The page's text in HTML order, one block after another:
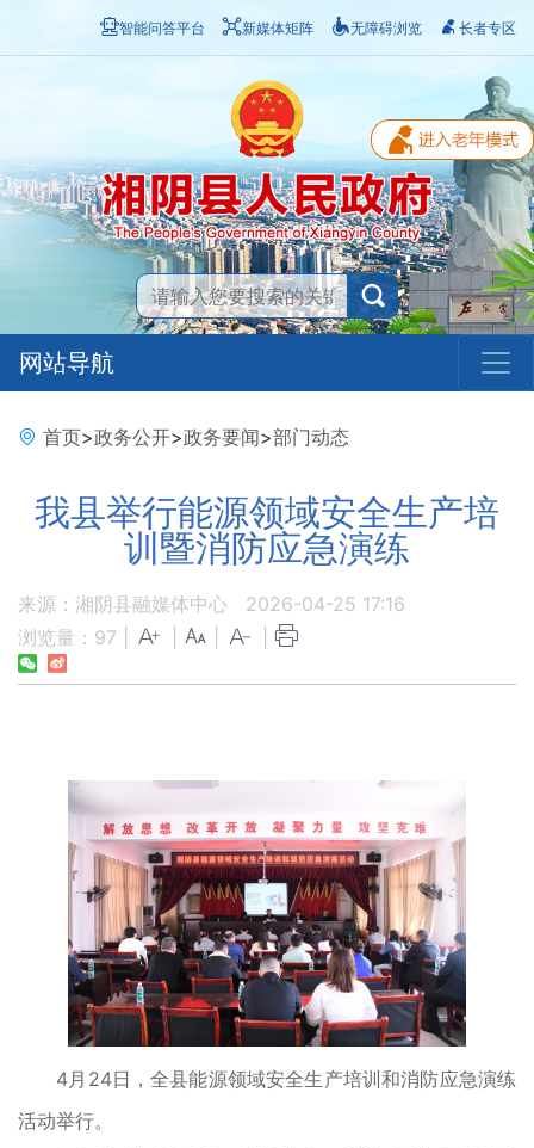
智能问答平台 新媒体矩阵 无障碍浏览 长者专区
网站导航
首页>政务公开>政务要闻>部门动态
我县举行能源领域安全生产培
训暨消防应急演练
来源：湘阴县融媒体中心
2026-04-25 17:16
浏览量： 97
4月24日，全县能源领域安全生产培训和消防应急演练
活动举行。